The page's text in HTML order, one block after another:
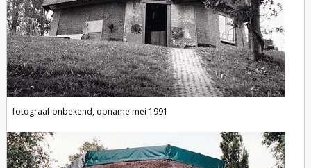
fotograaf onbekend, opname mei 1991